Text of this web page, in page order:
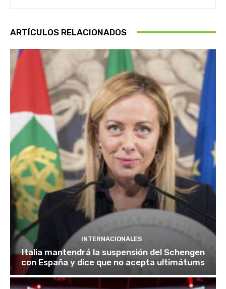
ARTÍCULOS RELACIONADOS
INTERNACIONALES
Italia mantendrá la suspensión del Schengen
con España y dice que no acepta ultimátums